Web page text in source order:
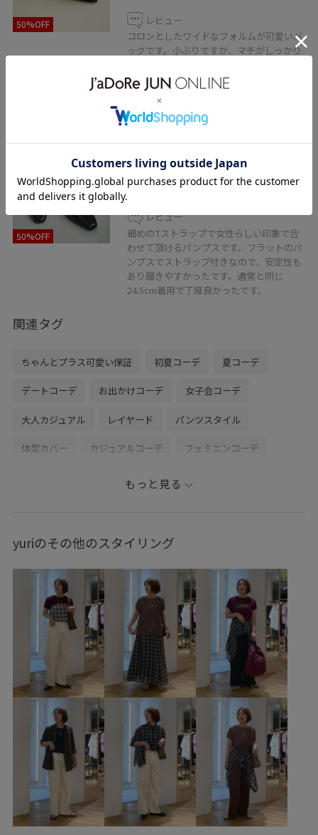
50%OFF
レビュー
コロンとしたワイドなフォルムが可愛いバ
ッグです。小ぶりですが、マチがしっかり
収納できます。
50%OFF
ブラック / 24.5
¥2,745
レビュー
細めのTストラップで女性らしい印象で合
わせて頂けるパンプスです。フラットのパ
ンプスでストラップ付きなので、安定性も
あり履きやすかったです。通常と同じ
24.5cm着用で丁度良かったです。
関連タグ
ちゃんとプラス可愛い保証 初夏コーデ 夏コーデ
デートコーデ お出かけコーデ 女子会コーデ
大人カジュアル レイヤード パンツスタイル
体型カバー カジュアルコーデ フェミニンコーデ
ROPÉ PICNIC
テーラードジャケット パンツ
GDS16040 GDV16240 GIA16040 GIX16200
26RPUVCARE 26SS10 26SS10r 26SS15 26SS20
26SS20dp 26SS20gsr 26SSRPgoods
26SSRPジャケット 26SS_エアリーリネンライク
26SSエアリーリネンライク 26SS八方映えニット
outer_pickup RP26SS RP26SS_goods
RP26SS_サマーニット UVカット お手入れしやすい
きれいめ こなれ感 ちゃんとプラスかわいい保証
オケージョン カジュアル カーディガン コットン
もっと見る
yuriのその他のスタイリング